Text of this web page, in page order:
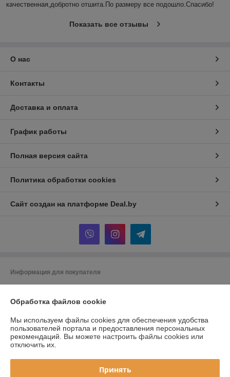
качественная,добротно отшита.По размеру все подошло.Спасибо!
Показать все отзывы
О нас
Контакты
Доставка и оплата
График работы
Полная версия сайта
Политика обработки cookies
Сайт создан на платформе Deal.by
Информация для покупателя
Республика Беларусь, Могилевская обл., г. Могилев, ул.Космонавтов
Регистрационный номер ЕГР: 791427039
УНП: 791427039
Регистрационный орган: Администрация Ленинского района г.
Обработка файлов cookie
Мы используем файлы cookies для обеспечения удобства
пользователей портала и предоставления персональных
рекомендаций. Вы можете настроить файлы cookies или
отключить их.
Принять